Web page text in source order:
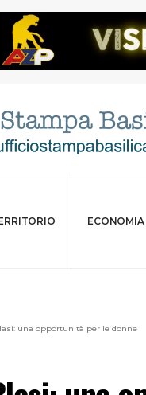
ECONOMIA
una opportunità per le donne